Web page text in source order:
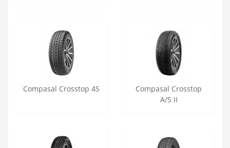
Compasal Crosstop 4S
Compasal Crosstop
A/S II